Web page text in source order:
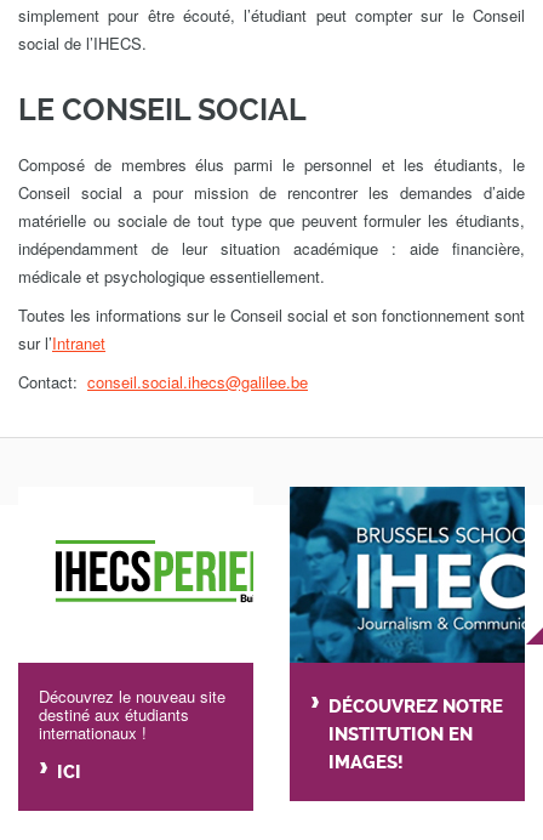
simplement pour être écouté, l’étudiant peut compter sur le Conseil
social de l’IHECS.
LE CONSEIL SOCIAL
Composé de membres élus parmi le personnel et les étudiants, le
Conseil social a pour mission de rencontrer les demandes d’aide
matérielle ou sociale de tout type que peuvent formuler les étudiants,
indépendamment de leur situation académique : aide financière,
médicale et psychologique essentiellement.
Toutes les informations sur le Conseil social et son fonctionnement sont
sur l’Intranet
Contact: conseil.social.ihecs@galilee.be
Découvrez le nouveau site
destiné aux étudiants
internationaux !
ICI
DÉCOUVREZ NOTRE
INSTITUTION EN
IMAGES!